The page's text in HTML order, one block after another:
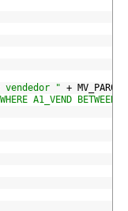
" + MV_PAR01
A1_VEND BETWEEN '"